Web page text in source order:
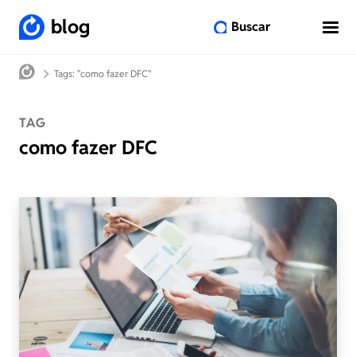
blog Buscar
Tags: "como fazer DFC"
TAG
como fazer DFC